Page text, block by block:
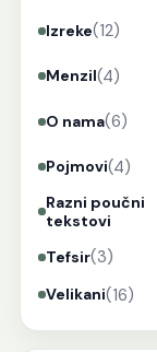
Izreke(12)
Menzil(4)
O nama(6)
Pojmovi(4)
Razni poučni
tekstovi
Tefsir(3)
Velikani(16)